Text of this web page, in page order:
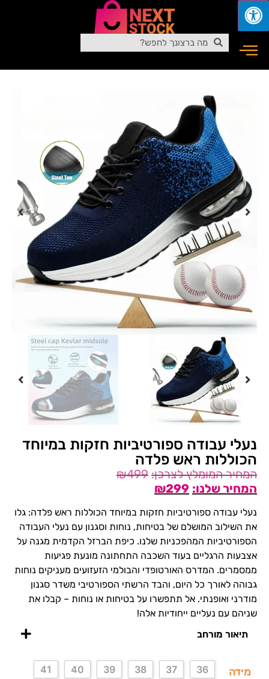
נעלי עבודה ספורטיביות חזקות במיוחד
הכוללות ראש פלדה
₪499
₪299
נעלי עבודה ספורטיביות חזקות במיוחד הכוללות ראש פלדה: גלו
את השילוב המושלם של בטיחות, נוחות וסגנון עם נעלי העבודה
הספורטיביות המהפכניות שלנו. כיפת הברזל הקדמית מגנה על
אצבעות הרגליים בעוד השכבה התחתונה מונעת פגיעות
ממסמרים. המדרס האורטופדי והבולמי הזעזועים מעניקים נוחות
גבוהה לאורך כל היום, והבד הרשתי הספורטיבי משדר סגנון
מודרני ואופנתי. אל תתפשרו על בטיחות או נוחות – קבלו את
שניהם עם נעליים ייחודיות אלה!
תיאור מורחב
מידה 36
37
38
39
40
41